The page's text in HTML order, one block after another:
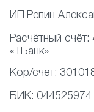
ИП Репин
Расчётный счёт:
«ТБанк»
Кор/счет:
БИК: 044525974